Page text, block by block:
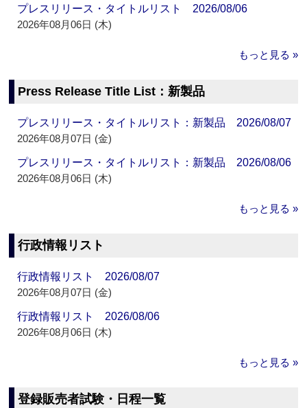
プレスリリース・タイトルリスト 2026/08/06
2026年08月06日 (木)
もっと見る »
Press Release Title List：新製品
プレスリリース・タイトルリスト：新製品 2026/08/07
2026年08月07日 (金)
プレスリリース・タイトルリスト：新製品 2026/08/06
2026年08月06日 (木)
もっと見る »
行政情報リスト
行政情報リスト 2026/08/07
2026年08月07日 (金)
行政情報リスト 2026/08/06
2026年08月06日 (木)
もっと見る »
登録販売者試験・日程一覧